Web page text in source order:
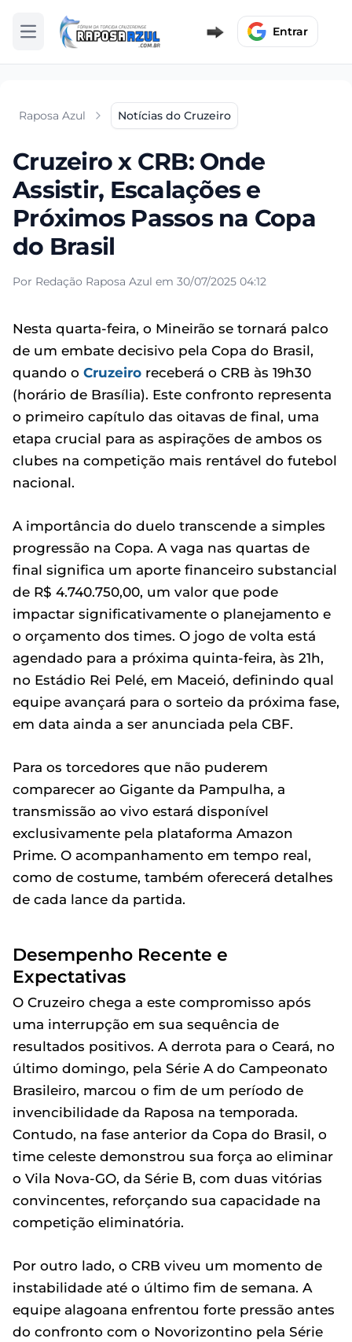
Abrir menu Entrar
Raposa Azul Notícias do Cruzeiro
Cruzeiro x CRB: Onde
Assistir, Escalações e
Próximos Passos na Copa
do Brasil
Por Redação Raposa Azul em 30/07/2025 04:12
Nesta quarta-feira, o Mineirão se tornará palco
de um embate decisivo pela Copa do Brasil,
quando o Cruzeiro receberá o CRB às 19h30
(horário de Brasília). Este confronto representa
o primeiro capítulo das oitavas de final, uma
etapa crucial para as aspirações de ambos os
clubes na competição mais rentável do futebol
nacional.
A importância do duelo transcende a simples
progressão na Copa. A vaga nas quartas de
final significa um aporte financeiro substancial
de R$ 4.740.750,00, um valor que pode
impactar significativamente o planejamento e
o orçamento dos times. O jogo de volta está
agendado para a próxima quinta-feira, às 21h,
no Estádio Rei Pelé, em Maceió, definindo qual
equipe avançará para o sorteio da próxima fase,
em data ainda a ser anunciada pela CBF.
Para os torcedores que não puderem
comparecer ao Gigante da Pampulha, a
transmissão ao vivo estará disponível
exclusivamente pela plataforma Amazon
Prime. O acompanhamento em tempo real,
como de costume, também oferecerá detalhes
de cada lance da partida.
Desempenho Recente e
Expectativas
O Cruzeiro chega a este compromisso após
uma interrupção em sua sequência de
resultados positivos. A derrota para o Ceará, no
último domingo, pela Série A do Campeonato
Brasileiro, marcou o fim de um período de
invencibilidade da Raposa na temporada.
Contudo, na fase anterior da Copa do Brasil, o
time celeste demonstrou sua força ao eliminar
o Vila Nova-GO, da Série B, com duas vitórias
convincentes, reforçando sua capacidade na
competição eliminatória.
Por outro lado, o CRB viveu um momento de
instabilidade até o último fim de semana. A
equipe alagoana enfrentou forte pressão antes
do confronto com o Novorizontino pela Série